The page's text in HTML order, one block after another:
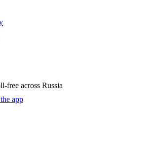
free across Russia
app